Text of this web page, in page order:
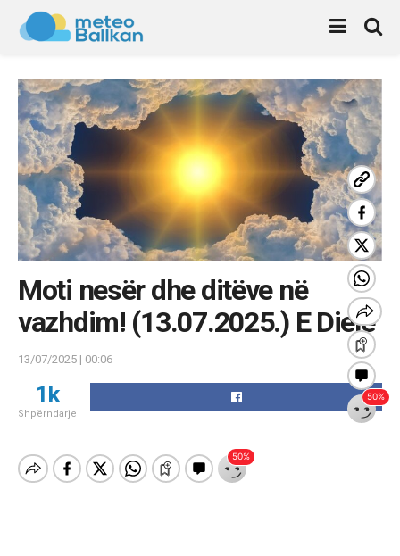
Moti nesër dhe ditëve në
vazhdim! (13.07.2025.) E Diele
13/07/2025 | 00:06
1k
Shpërndarje